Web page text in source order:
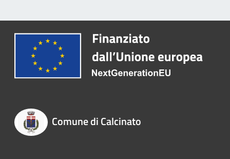
Comune di Calcinato